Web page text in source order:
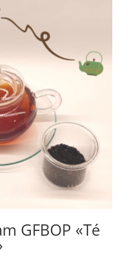
GFBOP «Té